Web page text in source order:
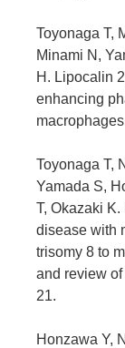
Toyonaga T,
Minami N,
H. Lipocalin
enhancing
Toyonaga T,
Yamada S,
T, Okazaki
disease with
trisomy 8 to
and review
21.
Honzawa Y,